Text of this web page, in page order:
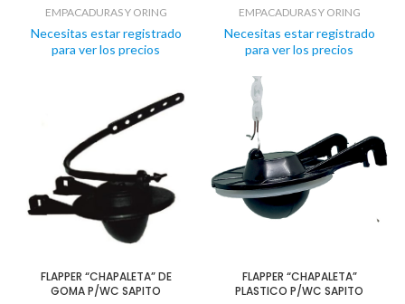
EMPACADURAS Y ORING
Necesitas estar registrado
para ver los precios
EMPACADURAS Y ORING
Necesitas estar registrado
para ver los precios
FLAPPER “CHAPALETA” DE
GOMA P/WC SAPITO
FLAPPER “CHAPALETA”
PLASTICO P/WC SAPITO